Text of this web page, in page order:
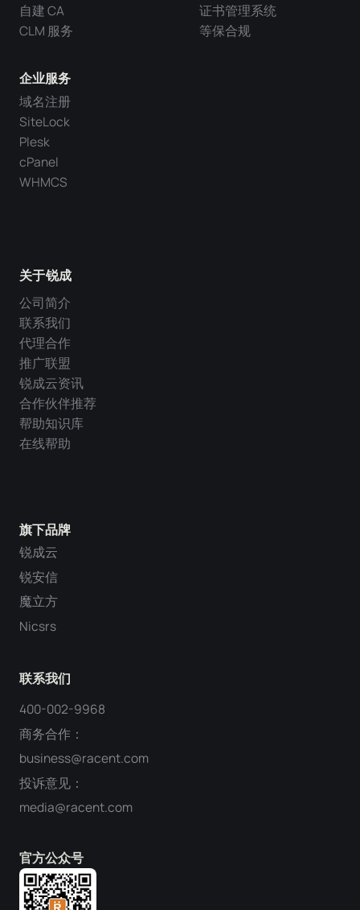
旗下品牌
锐成云
锐安信
魔立方
Nicsrs
联系我们
400-002-9968
商务合作：
business@racent.com
投诉意见：
media@racent.com
官方公众号
自建 CA
CLM 服务
企业服务
域名注册
SiteLock
Plesk
cPanel
WHMCS
证书管理系统
等保合规
关于锐成
公司简介
联系我们
代理合作
推广联盟
锐成云资讯
合作伙伴推荐
帮助知识库
在线帮助